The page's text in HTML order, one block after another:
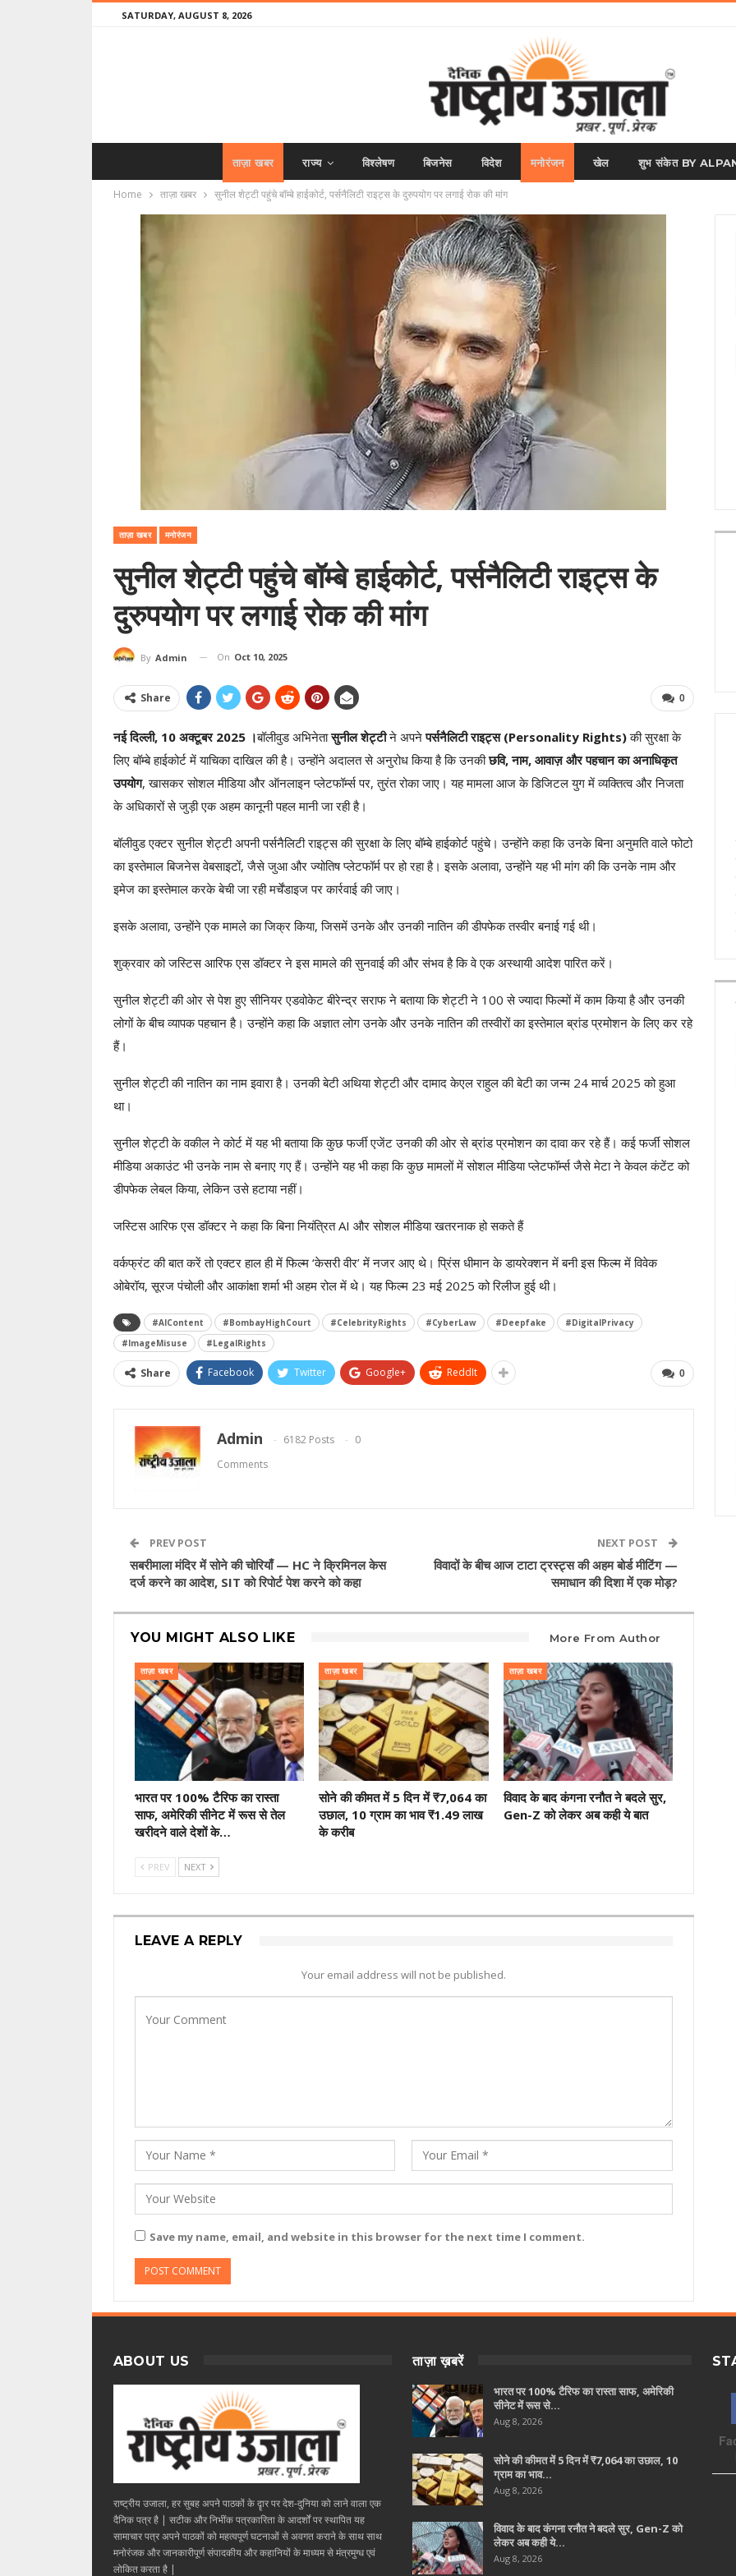
SATURDAY, AUGUST 8, 2026
ताज़ा खबर राज्य विश्लेषण बिजनेस विदेश मनोरंजन खेल शुभ संकेत BY
Home ताज़ा खबर सुनील शेट्टी पहुंचे बॉम्बे हाईकोर्ट, पर्सनैलिटी राइट्स के दुरुपयोग पर लगाई रोक की मांग
ताज़ा खबर मनोरंजन
सुनील शेट्टी पहुंचे बॉम्बे हाईकोर्ट, पर्सनैलिटी राइट्स के
दुरुपयोग पर लगाई रोक की मांग
By Admin On Oct 10, 2025
0
Share
नई दिल्ली, 10 अक्टूबर 2025 ।बॉलीवुड अभिनेतासुनील शेट्टीने अपनेपर्सनैलिटी राइट्स (Personality Rights)की सुरक्षा के
लिए बॉम्बे हाईकोर्ट में याचिका दाखिल की है। उन्होंने अदालत से अनुरोध किया है कि उनकीछवि, नाम, आवाज़ और पहचान का अनाधिकृत
उपयोग, खासकर सोशल मीडिया और ऑनलाइन प्लेटफॉर्म्स पर, तुरंत रोका जाए। यह मामला आज के डिजिटल युग में व्यक्तित्व और निजता
के अधिकारों से जुड़ी एक अहम कानूनी पहल मानी जा रही है।
बॉलीवुड एक्टर सुनील शेट्टी अपनी पर्सनैलिटी राइट्स की सुरक्षा के लिए बॉम्बे हाईकोर्ट पहुंचे। उन्होंने कहा कि उनके बिना अनुमति वाले फोटो
का इस्तेमाल बिजनेस वेबसाइटों, जैसे जुआ और ज्योतिष प्लेटफॉर्म पर हो रहा है। इसके अलावा, उन्होंने यह भी मांग की कि उनके नाम और
इमेज का इस्तेमाल करके बेची जा रही मर्चेंडाइज पर कार्रवाई की जाए।
इसके अलावा, उन्होंने एक मामले का जिक्र किया, जिसमें उनके और उनकी नातिन की डीपफेक तस्वीर बनाई गई थी।
शुक्रवार को जस्टिस आरिफ एस डॉक्टर ने इस मामले की सुनवाई की और संभव है कि वे एक अस्थायी आदेश पारित करें।
सुनील शेट्टी की ओर से पेश हुए सीनियर एडवोकेट बीरेन्द्र सराफ ने बताया कि शेट्टी ने 100 से ज्यादा फिल्मों में काम किया है और उनकी
लोगों के बीच व्यापक पहचान है। उन्होंने कहा कि अज्ञात लोग उनके और उनके नातिन की तस्वीरों का इस्तेमाल ब्रांड प्रमोशन के लिए कर रहे
हैं।
सुनील शेट्टी की नातिन का नाम इवारा है। उनकी बेटी अथिया शेट्टी और दामाद केएल राहुल की बेटी का जन्म 24 मार्च 2025 को हुआ
था।
सुनील शेट्टी के वकील ने कोर्ट में यह भी बताया कि कुछ फर्जी एजेंट उनकी की ओर से ब्रांड प्रमोशन का दावा कर रहे हैं। कई फर्जी सोशल
मीडिया अकाउंट भी उनके नाम से बनाए गए हैं। उन्होंने यह भी कहा कि कुछ मामलों में सोशल मीडिया प्लेटफॉर्म्स जैसे मेटा ने केवल कंटेंट को
डीपफेक लेबल किया, लेकिन उसे हटाया नहीं।
जस्टिस आरिफ एस डॉक्टर ने कहा कि बिना नियंत्रित AI और सोशल मीडिया खतरनाक हो सकते हैं
वर्कफ्रंट की बात करें तो एक्टर हाल ही में फिल्म ‘केसरी वीर’ में नजर आए थे। प्रिंस धीमान के डायरेक्शन में बनी इस फिल्म में विवेक
ओबेरॉय, सूरज पंचोली और आकांक्षा शर्मा भी अहम रोल में थे। यह फिल्म 23 मई 2025 को रिलीज हुई थी।
#AIContent #BombayHighCourt #CelebrityRights #CyberLaw #Deepfake
#DigitalPrivacy
#ImageMisuse
#LegalRights
0
Share Facebook Twitter Google+ ReddIt
Admin 6182 Posts
0
Comments
PREV POST
सबरीमाला मंदिर में सोने की चोरियाँ — HC ने क्रिमिनल केस
दर्ज करने का आदेश, SIT को रिपोर्ट पेश करने को कहा
NEXT POST
विवादों के बीच आज टाटा ट्रस्ट्स की अहम बोर्ड मीटिंग —
समाधान की दिशा में एक मोड़?
YOU MIGHT ALSO LIKE More From Author
ताज़ा खबर
भारत पर 100% टैरिफ का रास्ता
साफ, अमेरिकी सीनेट में रूस से तेल
खरीदने वाले देशों के…
ताज़ा खबर
सोने की कीमत में 5 दिन में ₹7,064 का
उछाल, 10 ग्राम का भाव ₹1.49 लाख
के करीब
ताज़ा खबर
विवाद के बाद कंगना रनौत ने बदले सुर,
Gen-Z को लेकर अब कही ये बात
PREV NEXT
LEAVE A REPLY
Your email address will not be published.
Save my name, email, and website in this browser for the next time I comment.
ABOUT US
राष्ट्रीय उजाला, हर सुबह अपने पाठकों के दॄार पर देश-दुनिया को लाने वाला एक
दैनिक पत्र है | सटीक और निभींक पत्रकारिता के आदर्शों पर स्थापित यह
सामाचार पत्र अपने पाठकों को महत्वपूर्ण घटनाओं से अवगत कराने के साथ साथ
मनोरंजक और जानकारीपूर्ण संपादकीय और कहानियों के माध्यम से मंत्रमुग्ध एवं
लोकित करता है |
ताज़ा ख़बरें
भारत पर 100% टैरिफ का रास्ता साफ, अमेरिकी
सीनेट में रूस से…
Aug 8, 2026
सोने की कीमत में 5 दिन में ₹7,064 का उछाल, 10
ग्राम का भाव…
Aug 8, 2026
विवाद के बाद कंगना रनौत ने बदले सुर, Gen-Z को
लेकर अब कही ये…
Aug 8, 2026